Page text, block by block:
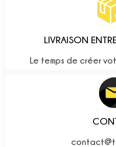
LIVRAISON
Le temps de créer